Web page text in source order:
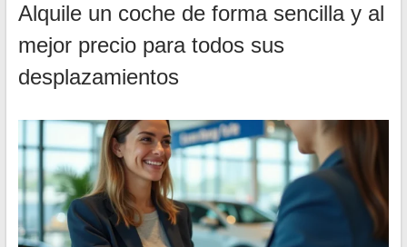
Alquile un coche de forma sencilla y al
mejor precio para todos sus
desplazamientos